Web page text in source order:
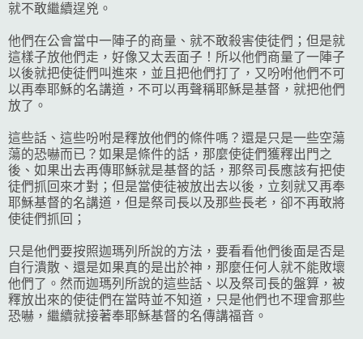
就不敢繼續逞兇。
他們在公會當中一陣子的商量、就不敢殺害使徒們；但是就
這樣子放他們走，好像又太丟面子！所以他們商量了一陣子
以後就把使徒們叫進來，並且把他們打了，又吩咐他們不可
以再奉耶穌的名講道，不可以再聲稱耶穌是基督，就把他們
放了。
這些話、這些吩咐是釋放他們的條件嗎？還是只是一些空蕩
蕩的恐嚇而已？如果是條件的話，那麼使徒們獲釋出門之
後、如果出去再傳耶穌就是基督的話，那祭司長應該有把使
徒們抓回來才對；但是當使徒被放出去以後，立刻就又再奉
耶穌基督的名講道，但是祭司長以及那些長老，卻不再敢將
使徒們抓回；
只是他們要按照迦瑪列所說的方法，要看看他們後面是否是
自行潰散、還是如果真的是出於神，那麼任何人就不能敗壞
他們了。然而迦瑪列所說的這些話、以及祭司長的盤算，被
釋放出來的使徒們在當時並不知道，只是他們也不理會那些
恐嚇，繼續就接著奉耶穌基督的名傳講福音。